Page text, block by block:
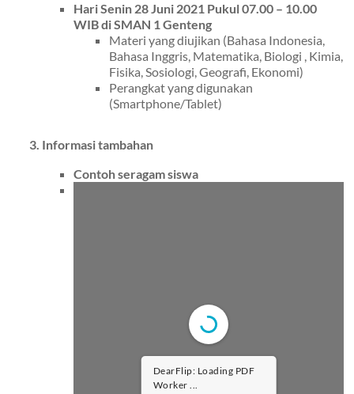
Hari Senin 28 Juni 2021 Pukul 07.00 – 10.00
WIB di SMAN 1 Genteng
Materi yang diujikan (Bahasa Indonesia,
Bahasa Inggris, Matematika, Biologi , Kimia,
Fisika, Sosiologi, Geografi, Ekonomi)
Perangkat yang digunakan
(Smartphone/Tablet)
3. Informasi tambahan
Contoh seragam siswa
DearFlip: Loading PDF
Worker ...